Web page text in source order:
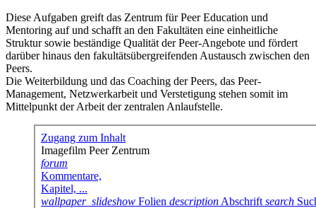
Diese Aufgaben greift das Zentrum für Peer Education und
Mentoring auf und schafft an den Fakultäten eine einheitliche
Struktur sowie beständige Qualität der Peer-Angebote und fördert
darüber hinaus den fakultätsübergreifenden Austausch zwischen den
Peers.
Die Weiterbildung und das Coaching der Peers, das Peer-
Management, Netzwerkarbeit und Verstetigung stehen somit im
Mittelpunkt der Arbeit der zentralen Anlaufstelle.